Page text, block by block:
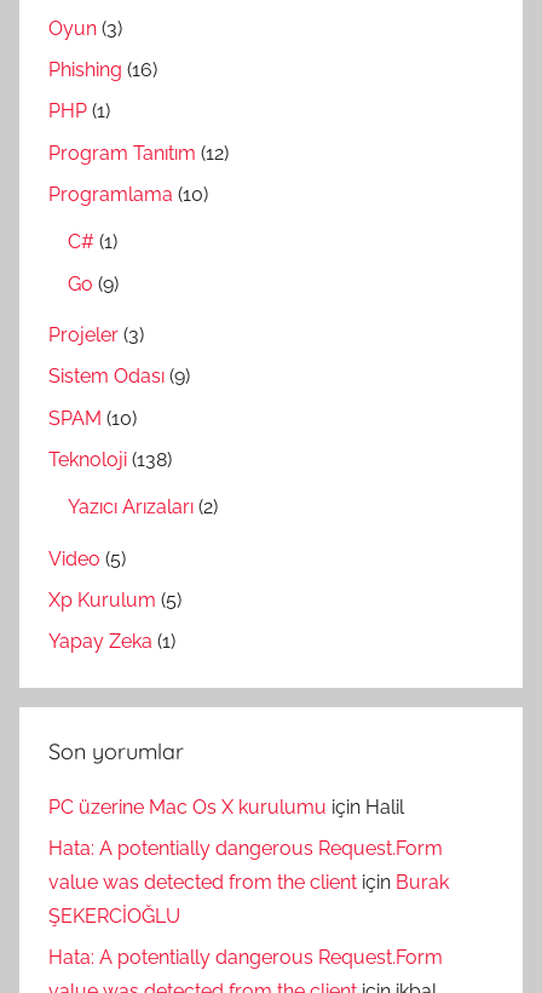
Oyun (3)
Phishing (16)
PHP (1)
Program Tanıtım (12)
Programlama (10)
C# (1)
Go (9)
Projeler (3)
Sistem Odası (9)
SPAM (10)
Teknoloji (138)
Yazıcı Arızaları (2)
Video (5)
Xp Kurulum (5)
Yapay Zeka (1)
Son yorumlar
PC üzerine Mac Os X kurulumu için Halil
Hata: A potentially dangerous Request.Form
value was detected from the client için Burak
ŞEKERCİOĞLU
Hata: A potentially dangerous Request.Form